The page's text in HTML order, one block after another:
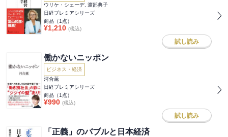
ウリケ・シェーデ, 渡部典子
日経プレミアシリーズ
商品（1 点）
¥1,210 (税込)
試し読み
働かないニッポン
ビジネス・経済
河合薫
日経プレミアシリーズ
商品（1 点）
¥990 (税込)
試し読み
「正義」のバブルと日本経済